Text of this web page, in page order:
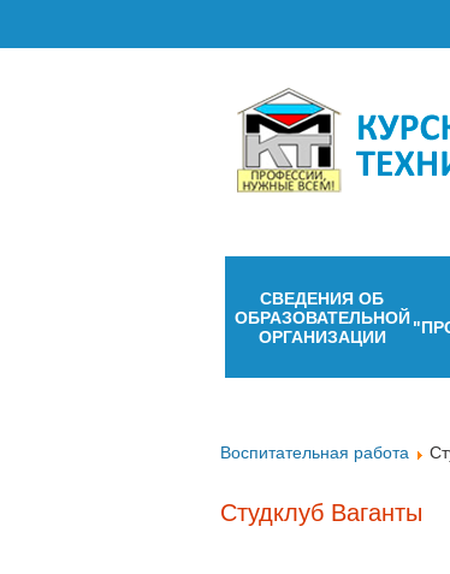
СВЕДЕНИЯ ОБ
ОБРАЗОВАТЕЛЬНОЙ
ОРГАНИЗАЦИИ
Воспитательная работа
Cтудклуб Ваганты